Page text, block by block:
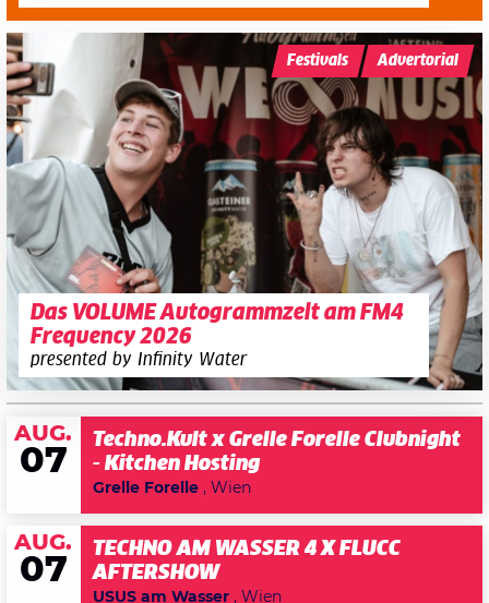
Das VOLUME Autogrammzelt am FM4
Frequency 2026
presented by Infinity Water
Festivals Advertorial
AUG.
07
Techno.Kult x Grelle Forelle Clubnight
- Kitchen Hosting
Grelle Forelle , Wien
AUG.
07
TECHNO AM WASSER 4 X FLUCC
AFTERSHOW
USUS am Wasser , Wien